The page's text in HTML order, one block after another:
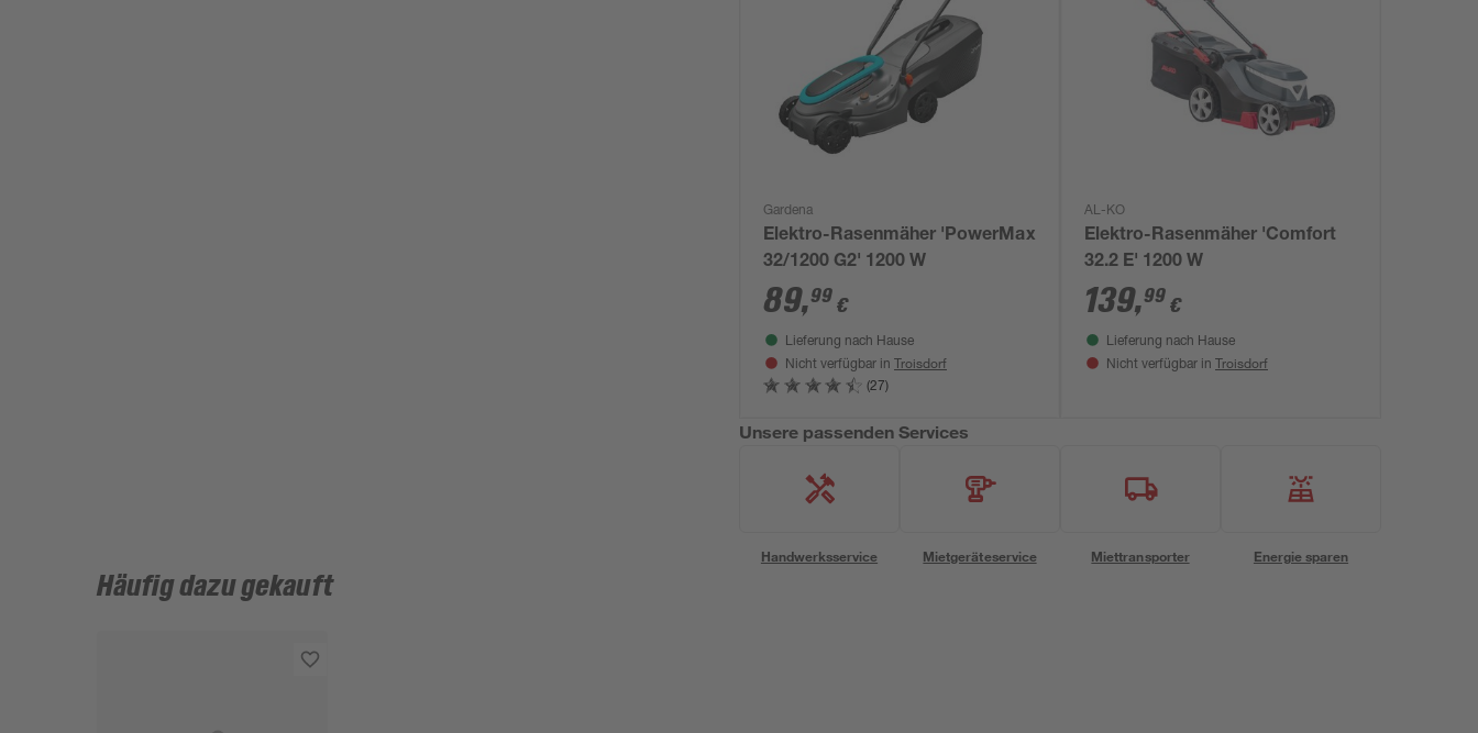
Gardena
Elektro-Rasenmäher 'PowerMax
32/1200 G2' 1200 W
89,99 €
Lieferung nach Hause
Nicht verfügbar in Troisdorf
(27)
AL-KO
Elektro-Rasenmäher 'Comfort
32.2 E' 1200 W
139,99 €
Lieferung nach Hause
Nicht verfügbar in Troisdorf
Unsere passenden Services
Handwerksservice Mietgeräteservice Miettransporter Energie sparen
Häufig dazu gekauft